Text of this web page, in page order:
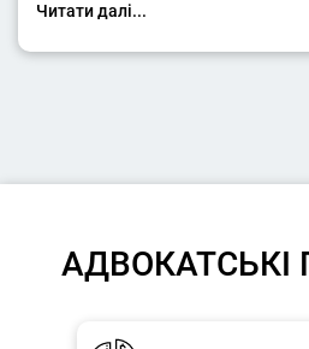
Читати далі...
АДВОКАТСЬКІ